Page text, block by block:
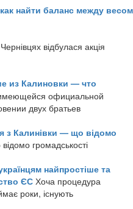
найти баланс между весом
відбулася акція
из Калиновки — что
официальной
двух братьев
з Калинівки — що відомо
громадськості
найпростіше та
ЄС Хоча процедура
роки, існують